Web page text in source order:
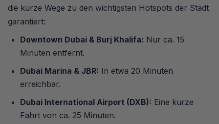
die kurze Wege zu den wichtigsten Hotspots der Stadt
garantiert:
Downtown Dubai & Burj Khalifa: Nur ca. 15
Minuten entfernt.
Dubai Marina & JBR: In etwa 20 Minuten
erreichbar.
Dubai International Airport (DXB): Eine kurze
Fahrt von ca. 25 Minuten.